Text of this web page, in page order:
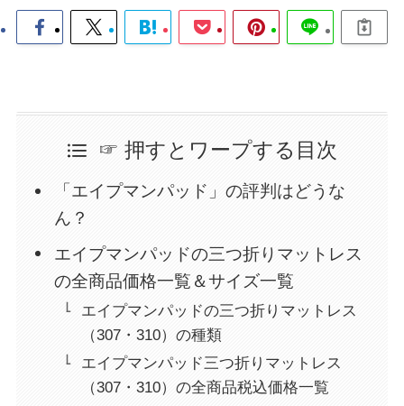
☞ 押すとワープする目次
「エイプマンパッド」の評判はどうな
ん？
エイプマンパッドの三つ折りマットレス
の全商品価格一覧＆サイズ一覧
エイプマンパッドの三つ折りマットレス
（307・310）の種類
エイプマンパッド三つ折りマットレス
（307・310）の全商品税込価格一覧